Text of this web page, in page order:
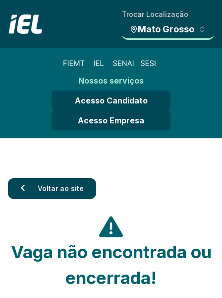
Trocar Localização
Mato Grosso
Nossos serviços
Acesso Candidato
Acesso Empresa
Voltar ao site
Vaga não encontrada ou
encerrada!